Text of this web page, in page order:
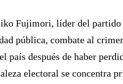
Fujimori, líder del partido
pública, combate al
país después de haber
electoral se concentra